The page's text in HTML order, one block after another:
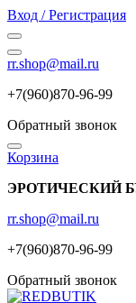
Вход / Регистрация
rr.shop@mail.ru
+7(960)870-96-99
Обратный звонок
Корзина
ЭРОТИЧЕСКИЙ
rr.shop@mail.ru
+7(960)870-96-99
Обратный звонок